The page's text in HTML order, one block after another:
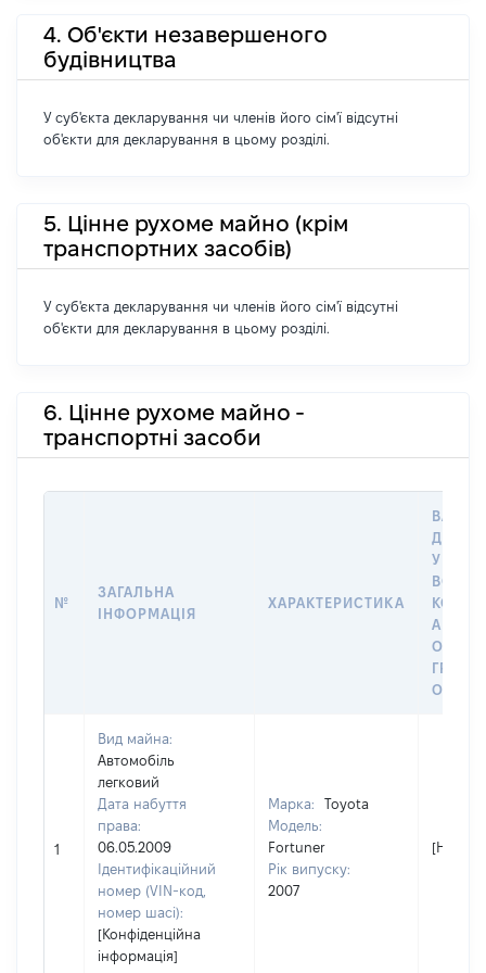
4. Об'єкти незавершеного
будівництва
У суб'єкта декларування чи членів його сім'ї відсутні
об'єкти для декларування в цьому розділі.
5. Цінне рухоме майно (крім
транспортних засобів)
У суб'єкта декларування чи членів його сім'ї відсутні
об'єкти для декларування в цьому розділі.
6. Цінне рухоме майно -
транспортні засоби
№
ЗАГАЛЬНА
ІНФОРМАЦІЯ
ХАРАКТЕРИСТИКА
ДАТУ
У
АБО
1
Вид майна:
Автомобіль
легковий
Дата набуття
права:
06.05.2009
Ідентифікаційний
номер (VIN-код,
номер шасі):
[Конфіденційна
інформація]
Марка:
Toyota
Модель:
Fortuner
Рік випуску:
2007
[Не